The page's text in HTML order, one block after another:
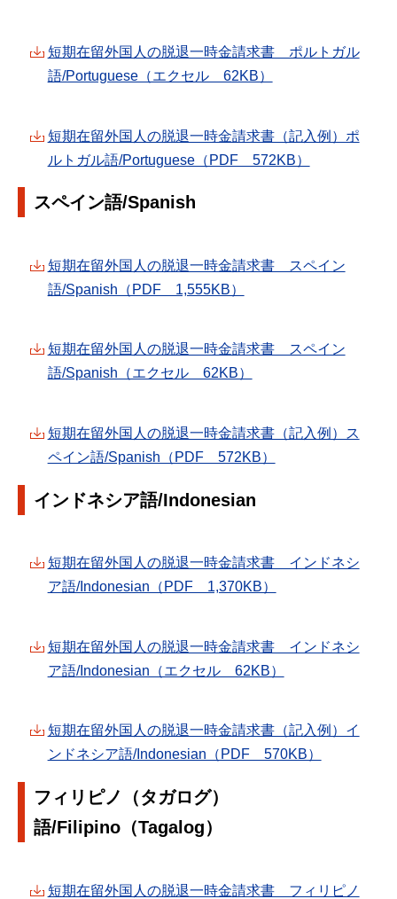
短期在留外国人の脱退一時金請求書 ポルトガル
語/Portuguese（エクセル 62KB）
短期在留外国人の脱退一時金請求書（記入例）ポ
ルトガル語/Portuguese（PDF 572KB）
スペイン語/Spanish
短期在留外国人の脱退一時金請求書 スペイン
語/Spanish（PDF 1,555KB）
短期在留外国人の脱退一時金請求書 スペイン
語/Spanish（エクセル 62KB）
短期在留外国人の脱退一時金請求書（記入例）ス
ペイン語/Spanish（PDF 572KB）
インドネシア語/Indonesian
短期在留外国人の脱退一時金請求書 インドネシ
ア語/Indonesian（PDF 1,370KB）
短期在留外国人の脱退一時金請求書 インドネシ
ア語/Indonesian（エクセル 62KB）
短期在留外国人の脱退一時金請求書（記入例）イ
ンドネシア語/Indonesian（PDF 570KB）
フィリピノ（タガログ）
語/Filipino（Tagalog）
短期在留外国人の脱退一時金請求書 フィリピノ